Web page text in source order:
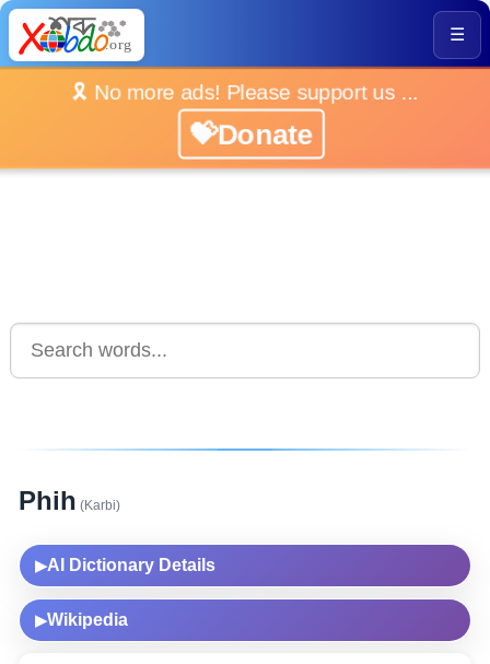
☰
🎗️ No more ads! Please support us ...
💝Donate
Phih (Karbi)
▶AI Dictionary Details
▶Wikipedia